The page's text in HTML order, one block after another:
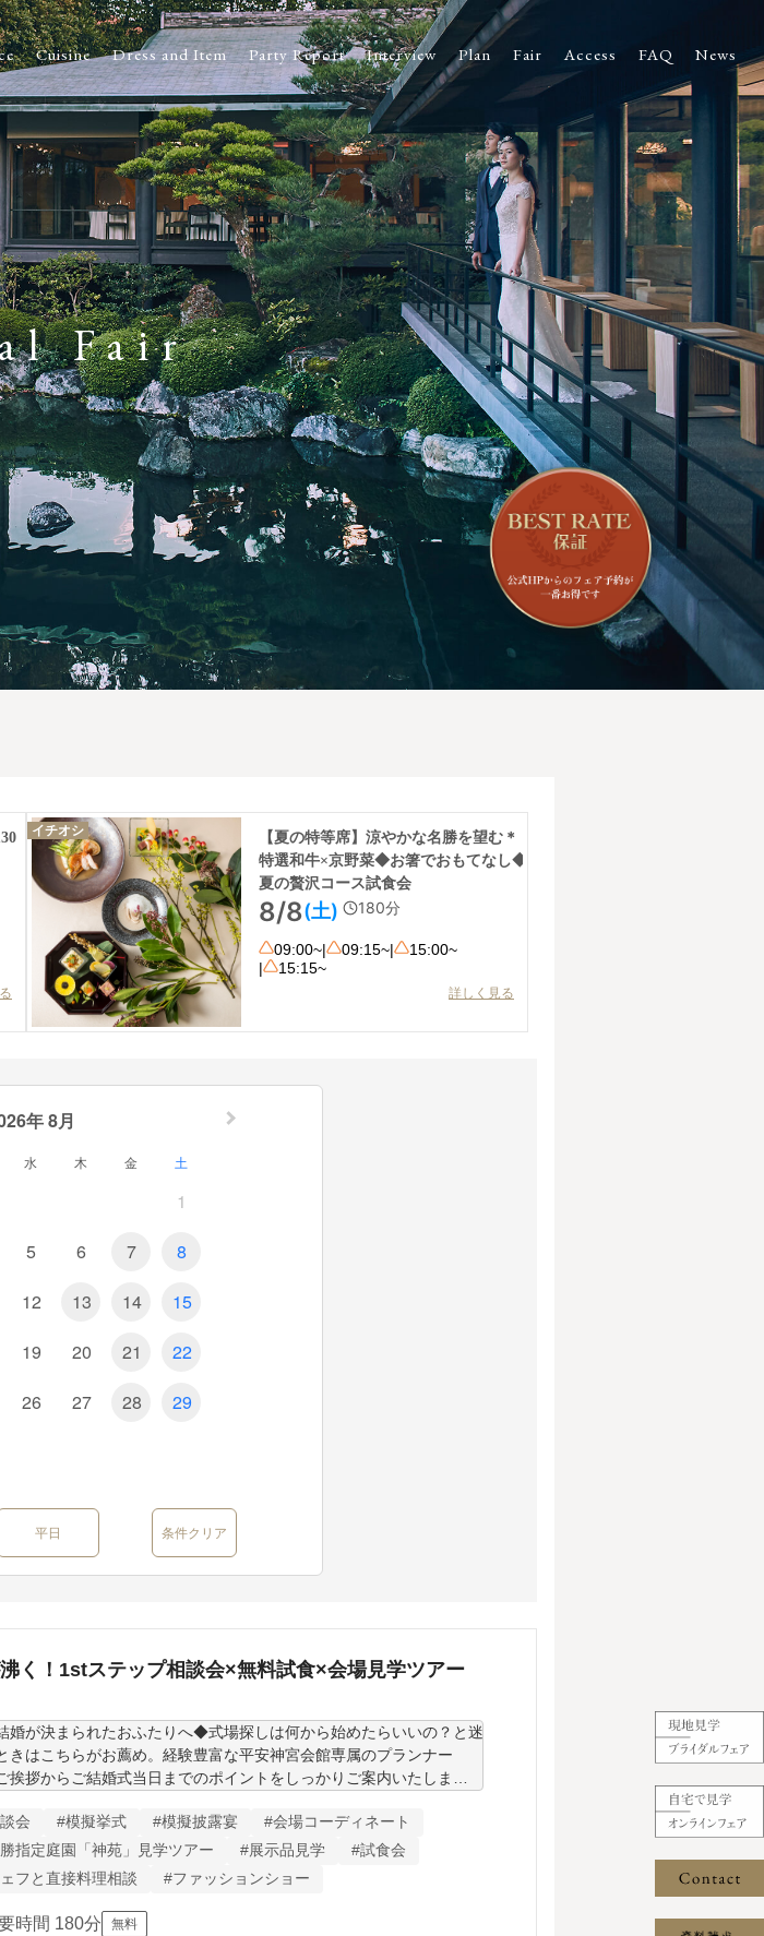
Cuisine Dress and Item Party Report Interview Plan Fair Access FAQ News
Fair
イチオシ
【夏の特等席】涼やかな名勝を望む＊
特選和牛×京野菜◆お箸でおもてなし◆
夏の贅沢コース試食会
8/8(土) 180分
09:00~| 09:15~|
15:00~
|
15:15~
詳しく見る
年 8月
水 木 金 土
1
5 6 7
8
12 13 14
15
19 20 21
22
26 27 28
29
平日 条件クリア
く！1stステップ相談会×無料試食×会場見学ツアー
婚が決まられたおふたりへ◆式場探しは何から始めたらいいの？と迷
きはこちらがお薦め。経験豊富な平安神宮会館専属のプランナー
挨拶からご結婚式当日までのポイントをしっかりご案内いたしま
年度京都府神社仏閣1位★7年連続受賞★
会 #模擬挙式 #模擬披露宴
#会場コーディネート
指定庭園「神苑」見学ツアー
#展示品見学
#試食会
フと直接料理相談
#ファッションショー
時間 180分 無料